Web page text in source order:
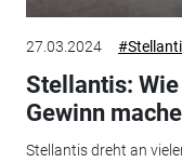
27.03.2024
Stellantis:
Gewinn
Stellantis dreht an